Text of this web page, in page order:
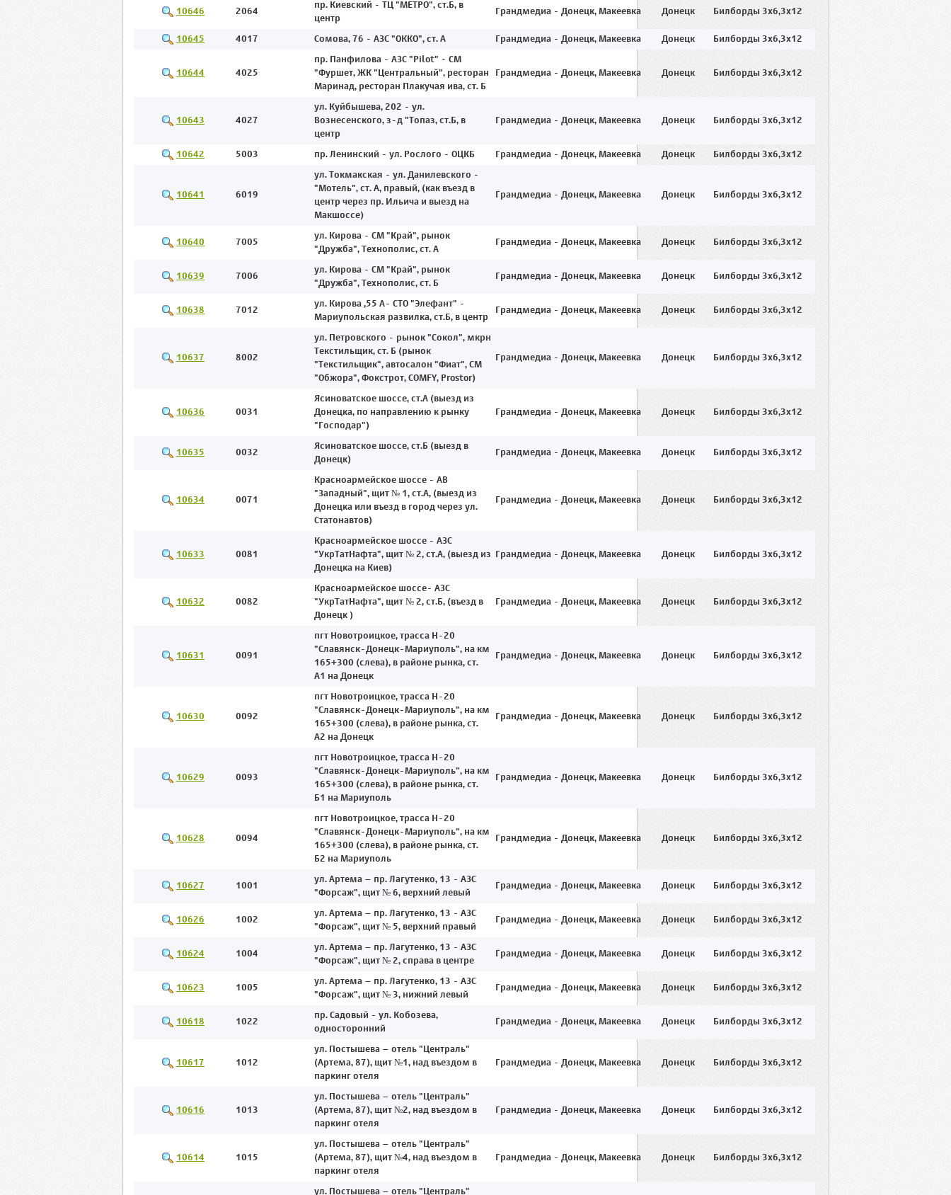
10646 2064
пр. Киевский - ТЦ "МЕТРО", ст.Б, в
центр
Грандмедиа - Донецк, Макеевка Донецк Билборды 3x6,3x12
10645 4017 Сомова, 76 - АЗС "ОККО", ст. А Грандмедиа - Донецк, Макеевка Донецк Билборды 3x6,3x12
10644 4025
пр. Панфилова - АЗС "Pilot" - СМ
"Фуршет, ЖК "Центральный", ресторан
Маринад, ресторан Плакучая ива, ст. Б
Грандмедиа - Донецк, Макеевка Донецк Билборды 3x6,3x12
10643 4027
ул. Куйбышева, 202 - ул.
Вознесенского, з-д "Топаз, ст.Б, в
центр
Грандмедиа - Донецк, Макеевка Донецк Билборды 3x6,3x12
10642 5003 пр. Ленинский - ул. Рослого - ОЦКБ Грандмедиа - Донецк, Макеевка Донецк Билборды 3x6,3x12
10641 6019
ул. Токмакская - ул. Данилевского -
"Мотель", ст. А, правый, (как въезд в
центр через пр. Ильича и выезд на
Макшоссе)
Грандмедиа - Донецк, Макеевка Донецк Билборды 3x6,3x12
10640 7005
ул. Кирова - СМ "Край", рынок
"Дружба", Технополис, ст. А
Грандмедиа - Донецк, Макеевка Донецк Билборды 3x6,3x12
10639 7006
ул. Кирова - СМ "Край", рынок
"Дружба", Технополис, ст. Б
Грандмедиа - Донецк, Макеевка Донецк Билборды 3x6,3x12
10638 7012
ул. Кирова ,55 А- СТО "Элефант" -
Мариупольская развилка, ст.Б, в центр
Грандмедиа - Донецк, Макеевка Донецк Билборды 3x6,3x12
10637 8002
ул. Петровского - рынок "Сокол", мкрн
Текстильщик, ст. Б (рынок
"Текстильщик", автосалон "Фиат", СМ
"Обжора", Фокстрот, COMFY, Prostor)
Грандмедиа - Донецк, Макеевка Донецк Билборды 3x6,3x12
10636 0031
Ясиноватское шоссе, ст.А (выезд из
Донецка, по направлению к рынку
"Господар")
Грандмедиа - Донецк, Макеевка Донецк Билборды 3x6,3x12
10635 0032
Ясиноватское шоссе, ст.Б (выезд в
Донецк)
Грандмедиа - Донецк, Макеевка Донецк Билборды 3x6,3x12
10634 0071
Красноармейское шоссе - АВ
"Западный", щит № 1, ст.А, (выезд из
Донецка или въезд в город через ул.
Статонавтов)
Грандмедиа - Донецк, Макеевка Донецк Билборды 3x6,3x12
10633 0081
Красноармейское шоссе - АЗС
"УкрТатНафта", щит № 2, ст.А, (выезд из
Донецка на Киев)
Грандмедиа - Донецк, Макеевка Донецк Билборды 3x6,3x12
10632 0082
Красноармейское шоссе- АЗС
"УкрТатНафта", щит № 2, ст.Б, (въезд в
Донецк )
Грандмедиа - Донецк, Макеевка Донецк Билборды 3x6,3x12
10631 0091
пгт Новотроицкое, трасса Н-20
"Славянск-Донецк-Мариуполь", на км
165+300 (слева), в районе рынка, ст.
А1 на Донецк
Грандмедиа - Донецк, Макеевка Донецк Билборды 3x6,3x12
10630 0092
пгт Новотроицкое, трасса Н-20
"Славянск-Донецк-Мариуполь", на км
165+300 (слева), в районе рынка, ст.
А2 на Донецк
Грандмедиа - Донецк, Макеевка Донецк Билборды 3x6,3x12
10629 0093
пгт Новотроицкое, трасса Н-20
"Славянск-Донецк-Мариуполь", на км
165+300 (слева), в районе рынка, ст.
Б1 на Мариуполь
Грандмедиа - Донецк, Макеевка Донецк Билборды 3x6,3x12
10628 0094
пгт Новотроицкое, трасса Н-20
"Славянск-Донецк-Мариуполь", на км
165+300 (слева), в районе рынка, ст.
Б2 на Мариуполь
Грандмедиа - Донецк, Макеевка Донецк Билборды 3x6,3x12
10627 1001
ул. Артема – пр. Лагутенко, 13 - АЗС
"Форсаж", щит № 6, верхний левый
Грандмедиа - Донецк, Макеевка Донецк Билборды 3x6,3x12
10626 1002
ул. Артема – пр. Лагутенко, 13 - АЗС
"Форсаж", щит № 5, верхний правый
Грандмедиа - Донецк, Макеевка Донецк Билборды 3x6,3x12
10624 1004
ул. Артема – пр. Лагутенко, 13 - АЗС
"Форсаж", щит № 2, справа в центре
Грандмедиа - Донецк, Макеевка Донецк Билборды 3x6,3x12
10623 1005
ул. Артема – пр. Лагутенко, 13 - АЗС
"Форсаж", щит № 3, нижний левый
Грандмедиа - Донецк, Макеевка Донецк Билборды 3x6,3x12
10618 1022
пр. Садовый - ул. Кобозева,
односторонний
Грандмедиа - Донецк, Макеевка Донецк Билборды 3x6,3x12
10617 1012
ул. Постышева – отель "Централь"
(Артема, 87), щит №1, над въездом в
паркинг отеля
Грандмедиа - Донецк, Макеевка Донецк Билборды 3x6,3x12
10616 1013
ул. Постышева – отель "Централь"
(Артема, 87), щит №2, над въездом в
паркинг отеля
Грандмедиа - Донецк, Макеевка Донецк Билборды 3x6,3x12
10614 1015
ул. Постышева – отель "Централь"
(Артема, 87), щит №4, над въездом в
паркинг отеля
Грандмедиа - Донецк, Макеевка Донецк Билборды 3x6,3x12
ул. Постышева – отель "Централь"